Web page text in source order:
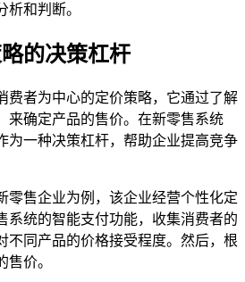
和判断。
的决策杠杆
费者为中心的定价策略，它通过了解
来确定产品的售价。在新零售系统
为一种决策杠杆，帮助企业提高竞争
零售企业为例，该企业经营个性化定
系统的智能支付功能，收集消费者的
不同产品的价格接受程度。然后，根
价。